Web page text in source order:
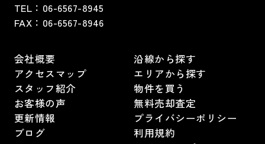
TEL： 06-6567-8945
FAX：06-6567-8946
会社概要
アクセスマップ
スタッフ紹介
お客様の声
更新情報
ブログ
沿線から探す
エリアから探す
物件を買う
無料売却査定
プライバシーポリシー
利用規約